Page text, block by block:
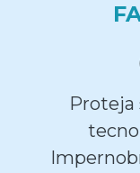
Proteja